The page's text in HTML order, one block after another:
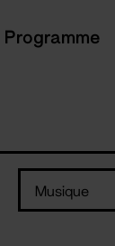
Programme
Musique